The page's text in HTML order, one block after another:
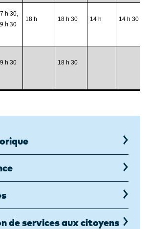
h 30,
h 30
18 h 18 h 30 14 h 14 h 30
h 30 18 h 30
de services aux citoyens